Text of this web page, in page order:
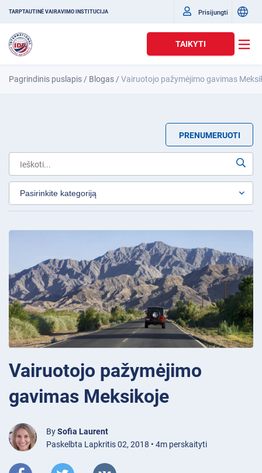
TARPTAUTINĖ VAIRAVIMO INSTITUCIJA Prisijungti
TAIKYTI
Pagrindinis puslapis / Blogas /Vairuotojo pažymėjimo gavimas
PRENUMERUOTI
Vairuotojo pažymėjimo
gavimas Meksikoje
BySofia Laurent
Paskelbta Lapkritis 02, 2018 • 4m perskaityti